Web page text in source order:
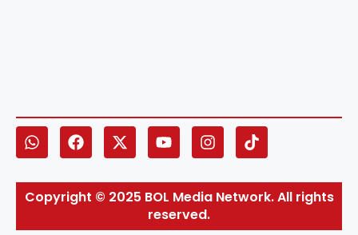
Copyright © 2025 BOL Media Network. All rights
reserved.